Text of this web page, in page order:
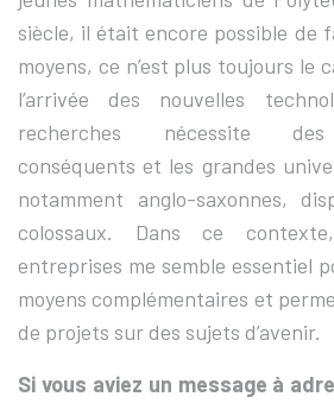
siècle, il était encore possible de
moyens, ce n’est plus toujours le
l’arrivée des nouvelles
recherches nécessite des
conséquents et les grandes
notamment anglo-saxonnes,
colossaux. Dans ce
entreprises me semble essentiel
moyens complémentaires et
de projets sur des sujets d’avenir.
Si vous aviez un message à